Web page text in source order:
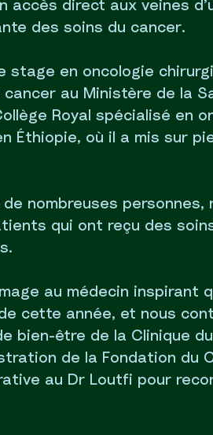
accès direct aux veines
des soins du cancer.
stage en oncologie
au Ministère de la
Royal spécialisé en
Éthiopie, où il a mis sur
nombreuses personnes,
qui ont reçu des
au médecin inspirant
cette année, et nous
bien-être de la Clinique du
de la Fondation du
au Dr Loutfi pour